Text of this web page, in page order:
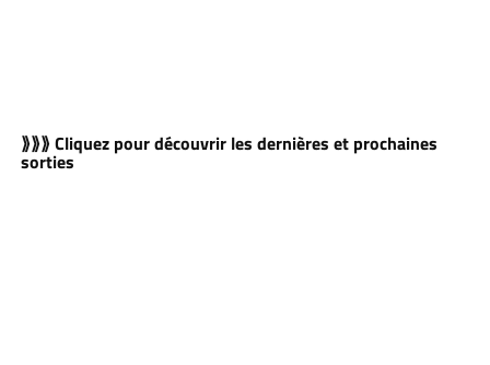
⟫⟫⟫ Cliquez pour découvrir les dernières et prochaines
sorties